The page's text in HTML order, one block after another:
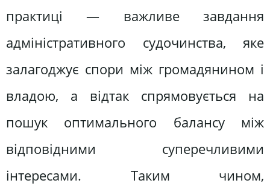
практиці — важливе завдання
адміністративного судочинства, яке
залагоджує спори між громадянином і
владою, а відтак спрямовується на
пошук оптимального балансу між
відповідними суперечливими
інтересами. Таким чином,